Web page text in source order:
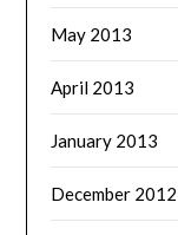
May 2013
April 2013
January 2013
December 2012